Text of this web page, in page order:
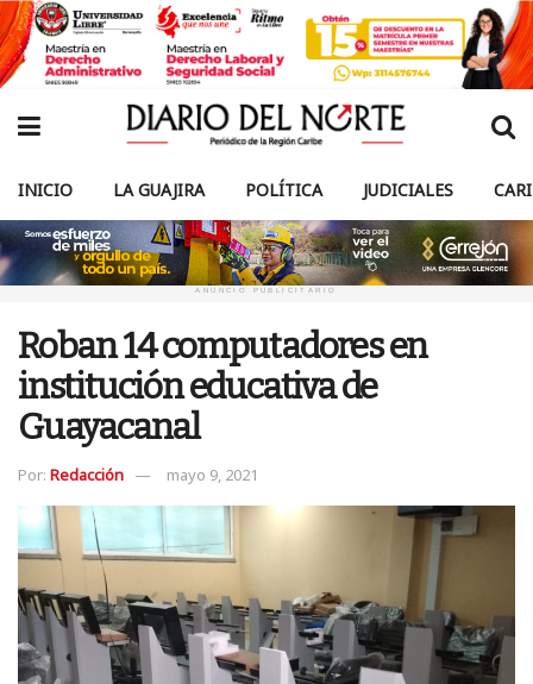
INICIO LA GUAJIRA POLÍTICA JUDICIALES
ANUNCIO PUBLICITARIO
Roban 14 computadores en
institución educativa de
Guayacanal
Por: Redacción mayo 9, 2021